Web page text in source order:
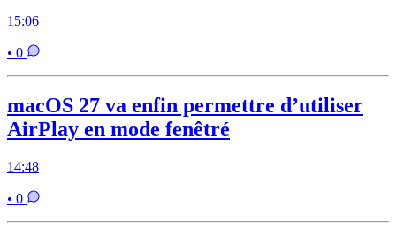
15:06
• 0
macOS 27 va enfin permettre d’utiliser
AirPlay en mode fenêtré
14:48
• 0